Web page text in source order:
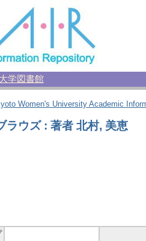
学図書館
Women's University Academic
ラウズ : 著者 北村, 美恵